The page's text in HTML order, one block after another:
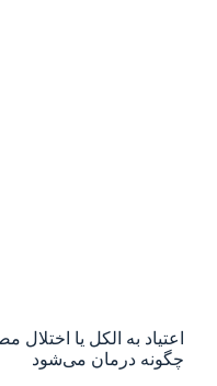
اعتیاد به الکل یا
چگونه درمان می‌شود